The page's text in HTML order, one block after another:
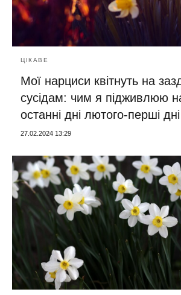
ЦІКАВЕ
Мої нарциси квітнуть на
сусідам: чим я підживлюю
останні дні лютого-перші
27.02.2024 13:29